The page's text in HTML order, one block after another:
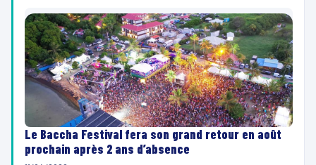
Le Baccha Festival fera son grand retour en août
prochain après 2 ans d’absence